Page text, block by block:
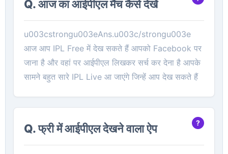
Q. आज का आईपीएल मैच कैसे देखें
u003cstrongu003eAns.u003c/strongu003e
आज आप IPL Free में देख सकते हैं आपको Facebook पर
जाना है और वहां पर आईपीएल लिखकर सर्च कर देना है आपके
सामने बहुत सारे IPL Live आ जाएंगे जिन्हें आप देख सकते हैं
Q. फ्री में आईपीएल देखने वाला ऐप